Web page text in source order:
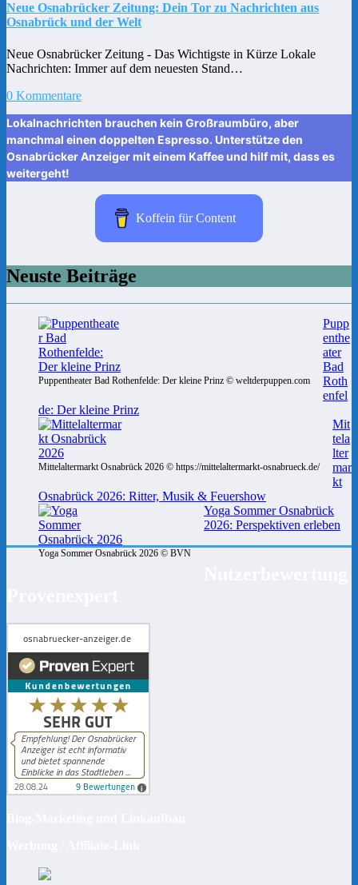
Neue Osnabrücker Zeitung: Dein Tor zu Nachrichten aus
Osnabrück und der Welt
Neue Osnabrücker Zeitung - Das Wichtigste in Kürze Lokale
Nachrichten: Immer auf dem neuesten Stand…
0 Kommentare
Lokalnachrichten brauchen kein Großraumbüro, aber
manchmal einen doppelten Espresso. Unterstütze den
Osnabrücker Anzeiger mit einem Kaffee und hilf mit, dass es
weitergeht!
Koffein für Content
Neuste Beiträge
Puppentheater Bad Rothenfelde: Der kleine Prinz © weltderpuppen.com
Pupp
enthe
ater
Bad
Roth
enfel
de: Der kleine Prinz
Mittelaltermarkt Osnabrück 2026 © https://mittelaltermarkt-osnabrueck.de/
Mit
tela
lter
mar
kt
Osnabrück 2026: Ritter, Musik & Feuershow
Yoga Sommer Osnabrück 2026 © BVN
Yoga Sommer Osnabrück
2026: Perspektiven erleben